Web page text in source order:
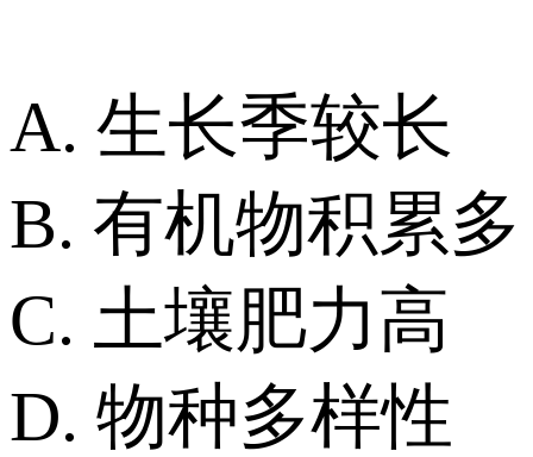
A. 生长季较长
B. 有机物积累多
C. 土壤肥力高
D. 物种多样性